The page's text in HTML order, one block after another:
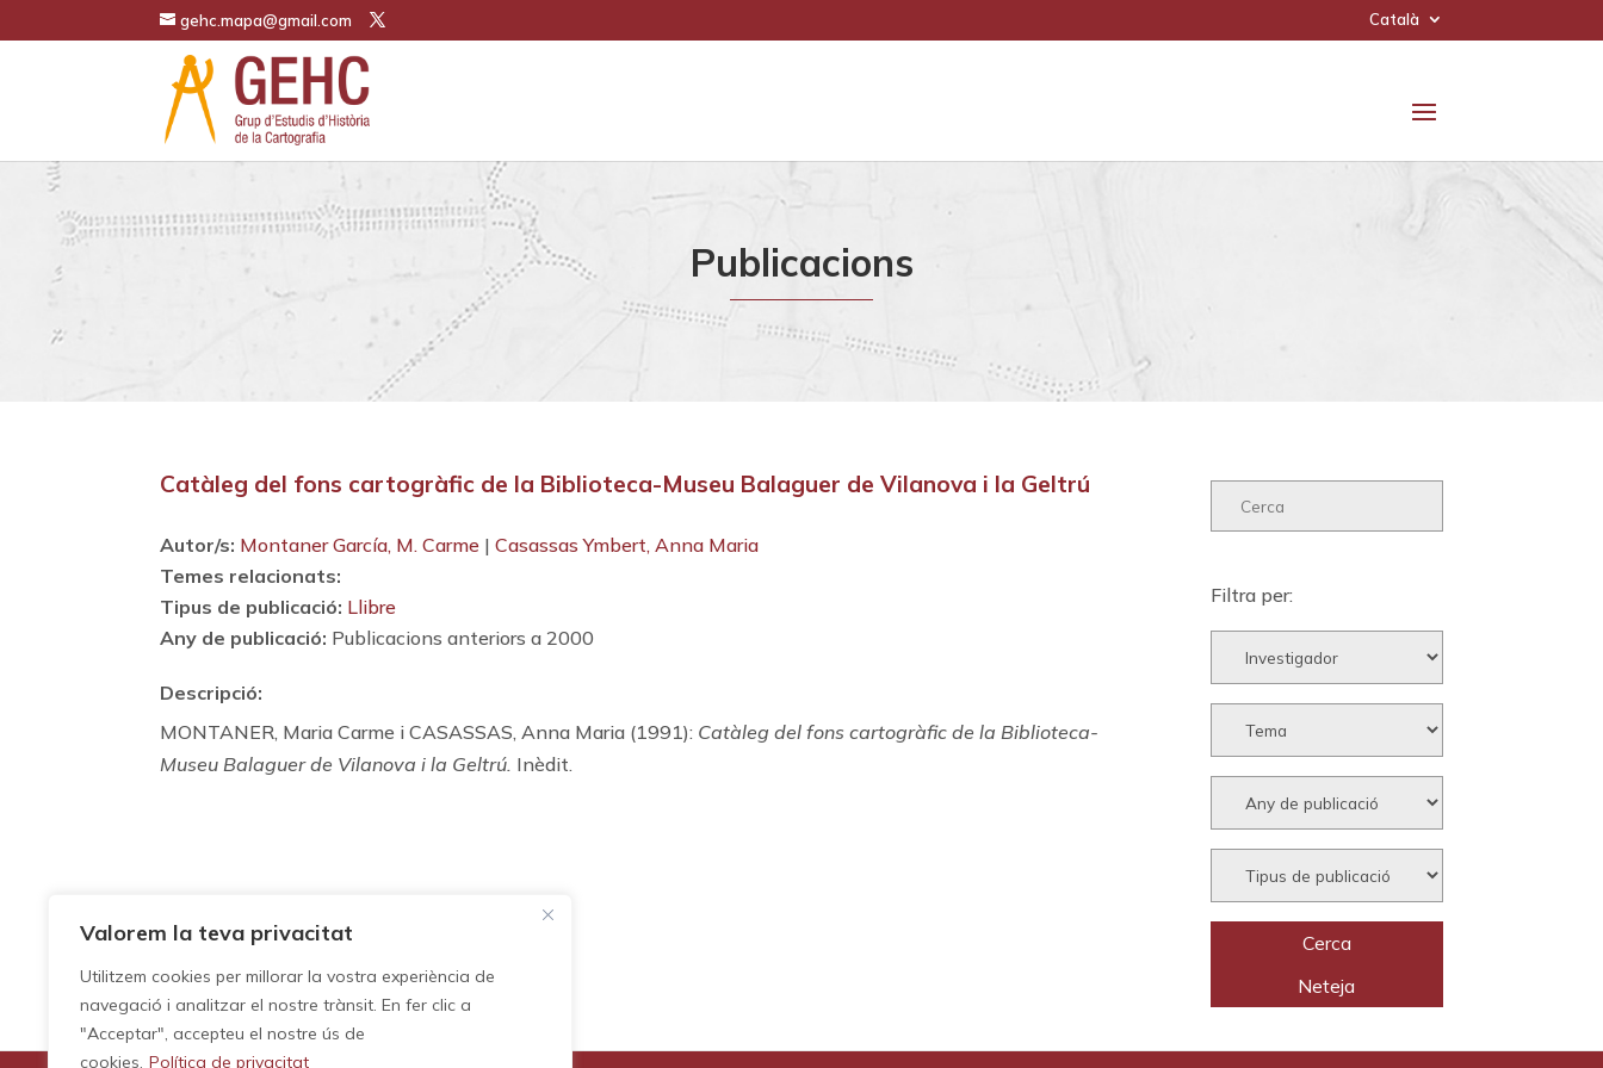
Valorem la teva privacitat
Utilitzem cookies per millorar la vostra experiència de
navegació i analitzar el nostre trànsit. En fer clic a
"Acceptar", accepteu el nostre ús de
cookies. Política de privacitat
gehc.mapa@gmail.com Català
Publicacions
Catàleg del fons cartogràfic de la Biblioteca-Museu Balaguer de Vilanova i la Geltrú
Autor/s: Montaner García, M. Carme |Casassas Ymbert, Anna Maria
Temes relacionats:
Tipus de publicació: Llibre
Any de publicació: Publicacions anteriors a 2000
Descripció:
MONTANER, Maria Carme i CASASSAS, Anna Maria (1991): Catàleg del fons cartogràfic de la Biblioteca-
Museu Balaguer de Vilanova i la Geltrú. Inèdit.
Filtra per: